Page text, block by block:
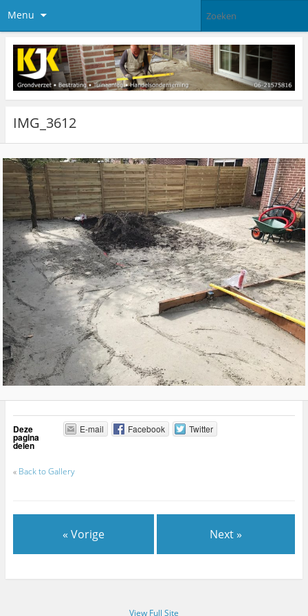
Menu
IMG_3612
Deze
pagina
delen
E-mail Facebook Twitter
« Back to Gallery
« Vorige Next »
View Full Site